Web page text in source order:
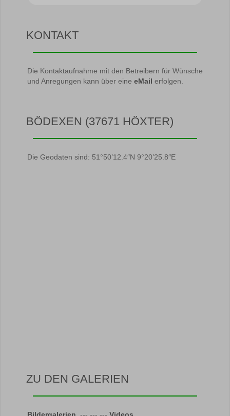
KONTAKT
Die Kontaktaufnahme mit den Betreibern für Wünsche
und Anregungen kann über eine eMail erfolgen.
BÖDEXEN (37671 HÖXTER)
Die Geodaten sind: 51°50’12.4″N 9°20’25.8″E
ZU DEN GALERIEN